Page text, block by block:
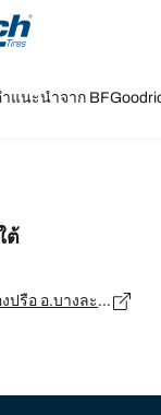
แนะนำจาก
ต้
565/41 ม.ที่10 ถ.สุขุมวิท ต.หนองปรือ อ.บางละมุง จ.ชลบุรี, ชลบุรี - 20150